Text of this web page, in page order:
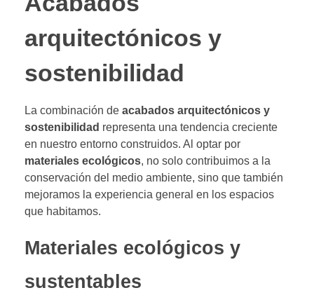
arquitectónicos y
sostenibilidad
La combinación de acabados arquitectónicos y
sostenibilidad representa una tendencia creciente
en nuestro entorno construidos. Al optar por
materiales ecológicos, no solo contribuimos a la
conservación del medio ambiente, sino que también
mejoramos la experiencia general en los espacios
que habitamos.
Materiales ecológicos y
sustentables